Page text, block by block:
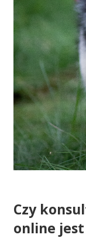
Czy
online